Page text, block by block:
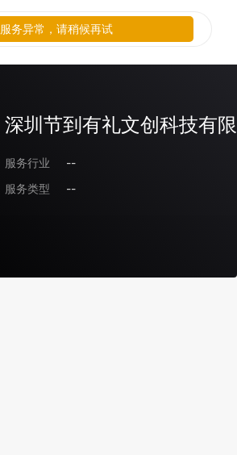
深圳节到有礼文创科技有
服务行业
--
服务类型
--
服务异常，请稍候再试